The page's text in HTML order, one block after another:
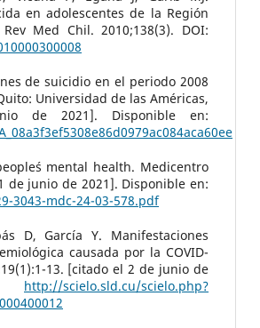
en adolescentes de la Región
Med Chil. 2010;138(3). DOI:
de suicidio en el periodo 2008
Universidad de las Américas,
de 2021]. Disponible en:
mental health. Medicentro
de junio de 2021]. Disponible en:
3043-mdc-24-03-578.pdf
D, García Y. Manifestaciones
causada por la COVID-
13. [citado el 2 de junio de
http://scielo.sld.cu/scielo.php?